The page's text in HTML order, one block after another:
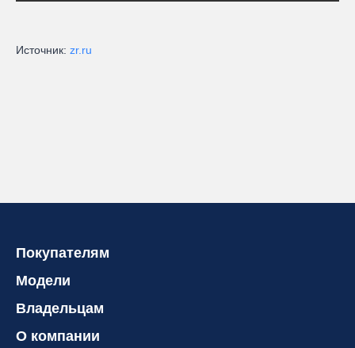
Источник: zr.ru
Покупателям
Модели
Владельцам
О компании